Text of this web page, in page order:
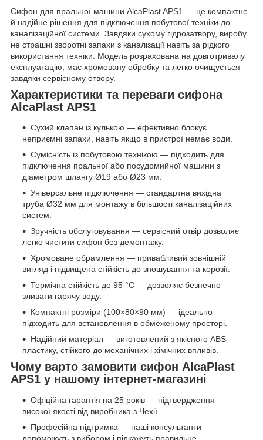
Сифон для пральної машини AlcaPlast APS1 — це компактне
й надійне рішення для підключення побутової техніки до
каналізаційної системи. Завдяки сухому гідрозатвору, виробу
не страшні зворотні запахи з каналізації навіть за рідкого
використання техніки. Модель розрахована на довготривалу
експлуатацію, має хромовану обробку та легко очищується
завдяки сервісному отвору.
Характеристики та переваги сифона
AlcaPlast APS1
Сухий клапан із кулькою — ефективно блокує
неприємні запахи, навіть якщо в пристрої немає води.
Сумісність із побутовою технікою — підходить для
підключення пральної або посудомийної машини з
діаметром шлангу Ø19 або Ø23 мм.
Універсальне підключення — стандартна вихідна
труба Ø32 мм для монтажу в більшості каналізаційних
систем.
Зручність обслуговування — сервісний отвір дозволяє
легко чистити сифон без демонтажу.
Хромоване обрамлення — привабливий зовнішній
вигляд і підвищена стійкість до зношування та корозії.
Термічна стійкість до 95 °C — дозволяє безпечно
зливати гарячу воду.
Компактні розміри (100×80×90 мм) — ідеально
підходить для встановлення в обмеженому просторі.
Надійний матеріал — виготовлений з якісного ABS-
пластику, стійкого до механічних і хімічних впливів.
Чому варто замовити сифон AlcaPlast
APS1 у нашому інтернет-магазині
Офіційна гарантія на 25 років — підтвердження
високої якості від виробника з Чехії.
Професійна підтримка — наші консультанти